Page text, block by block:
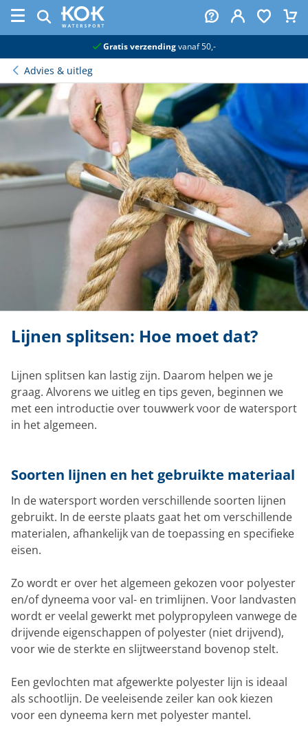
naar hoofdinhoud Echte watersportwinkel
Advies & uitleg
Lijnen splitsen: Hoe moet dat?
Lijnen splitsen kan lastig zijn. Daarom helpen we je
graag. Alvorens we uitleg en tips geven, beginnen we
met een introductie over touwwerk voor de watersport
in het algemeen.
Soorten lijnen en het gebruikte materiaal
In de watersport worden verschillende soorten lijnen
gebruikt. In de eerste plaats gaat het om verschillende
materialen, afhankelijk van de toepassing en specifieke
eisen.
Zo wordt er over het algemeen gekozen voor polyester
en/of dyneema voor val- en trimlijnen. Voor landvasten
wordt er veelal gewerkt met polypropyleen vanwege de
drijvende eigenschappen of polyester (niet drijvend),
voor wie de sterkte en slijtweerstand bovenop stelt.
Een gevlochten mat afgewerkte polyester lijn is ideaal
als schootlijn. De veeleisende zeiler kan ook kiezen
voor een dyneema kern met polyester mantel.